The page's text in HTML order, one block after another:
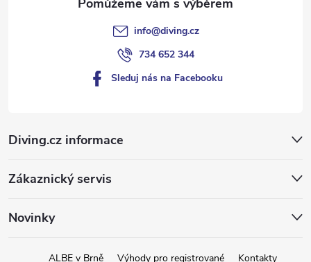
Diving.cz informace
Zákaznický servis
Novinky
info@diving.cz
734 652 344
Sleduj nás na Facebooku
ALBE v Brně Výhody pro registrované Kontakty